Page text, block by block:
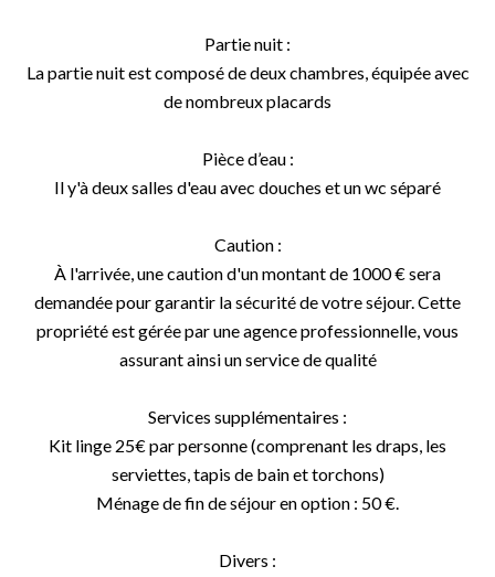
Partie nuit :
La partie nuit est composé de deux chambres, équipée avec
de nombreux placards
Pièce d’eau :
Il y'à deux salles d'eau avec douches et un wc séparé
Caution :
À l'arrivée, une caution d'un montant de 1000 € sera
demandée pour garantir la sécurité de votre séjour. Cette
propriété est gérée par une agence professionnelle, vous
assurant ainsi un service de qualité
Services supplémentaires :
Kit linge 25€ par personne (comprenant les draps, les
serviettes, tapis de bain et torchons)
Ménage de fin de séjour en option : 50 €.
Divers :